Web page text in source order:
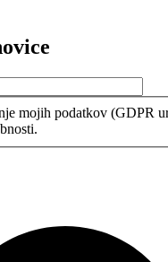
mojih podatkov (GDPR